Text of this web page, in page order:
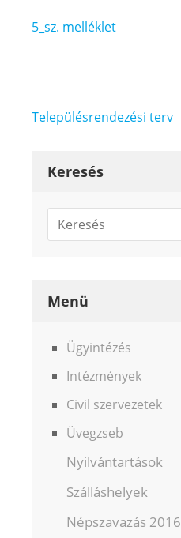
5_sz. melléklet
Bejegyzés
Településrendezési terv
Keresés
Menü
Ügyintézés
Intézmények
Civil szervezetek
Üvegzseb
Nyilvántartások
Szálláshelyek
Népszavazás 2016